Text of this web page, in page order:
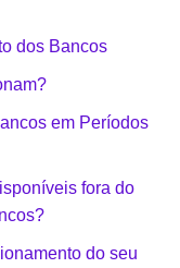
dos Bancos
em Períodos
fora do
do seu